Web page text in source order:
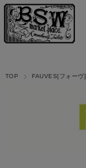
TOP FAUVES[フォーヴ]